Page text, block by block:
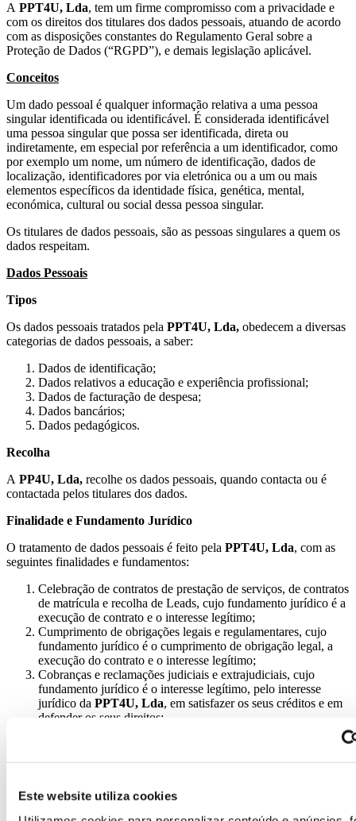
Este website utiliza cookies
A PPT4U, Lda, tem um firme compromisso com a privacidade e
com os direitos dos titulares dos dados pessoais, atuando de acordo
com as disposições constantes do Regulamento Geral sobre a
Proteção de Dados (“RGPD”), e demais legislação aplicável.
Conceitos
Um dado pessoal é qualquer informação relativa a uma pessoa
singular identificada ou identificável. É considerada identificável
uma pessoa singular que possa ser identificada, direta ou
indiretamente, em especial por referência a um identificador, como
por exemplo um nome, um número de identificação, dados de
localização, identificadores por via eletrónica ou a um ou mais
elementos específicos da identidade física, genética, mental,
económica, cultural ou social dessa pessoa singular.
Os titulares de dados pessoais, são as pessoas singulares a quem os
dados respeitam.
Dados Pessoais
Tipos
Os dados pessoais tratados pela PPT4U, Lda, obedecem a diversas
categorias de dados pessoais, a saber:
Dados de identificação;
Dados relativos a educação e experiência profissional;
Dados de facturação de despesa;
Dados bancários;
Dados pedagógicos.
Recolha
A PP4U, Lda, recolhe os dados pessoais, quando contacta ou é
contactada pelos titulares dos dados.
Finalidade e Fundamento Jurídico
O tratamento de dados pessoais é feito pela PPT4U, Lda, com as
seguintes finalidades e fundamentos:
Celebração de contratos de prestação de serviços, de contratos
de matrícula e recolha de Leads, cujo fundamento jurídico é a
execução de contrato e o interesse legítimo;
Cumprimento de obrigações legais e regulamentares, cujo
fundamento jurídico é o cumprimento de obrigação legal, a
execução do contrato e o interesse legítimo;
Cobranças e reclamações judiciais e extrajudiciais, cujo
fundamento jurídico é o interesse legítimo, pelo interesse
jurídico da PPT4U, Lda, em satisfazer os seus créditos e em
defender os seus direitos;
PPT4U, Lda, não transmite os dados pessoais a terceiros que não
sejam subcontratantes, exceto nos casos em que tal se revele